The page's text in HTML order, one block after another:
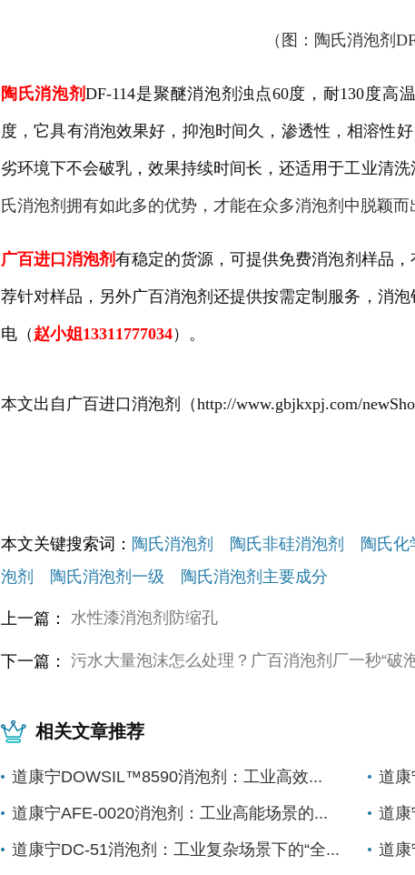
（图：陶氏消泡剂
陶氏消泡剂DF-114是聚醚消泡剂浊点60度，耐130度
度，它具有消泡效果好，抑泡时间久，渗透性，相溶性
劣环境下不会破乳，效果持续时间长，还适用于工业清
氏消泡剂拥有如此多的优势，才能在众多消泡剂中脱颖而
广百进口消泡剂有稳定的货源，可提供免费消泡剂 样品，
荐针对样品，另外广百消泡剂还提供按需定制服务，消泡
电（ 赵小姐13311777034）。
本文出自广百进口消泡剂（http://www.gbjkxpj.com/
本文关键搜索词： 陶氏消泡剂 陶氏非硅消泡剂 陶氏
泡剂 陶氏消泡剂一级 陶氏消泡剂主要成分
上一篇： 水性漆消泡剂防缩孔
下一篇： 污水大量泡沫怎么处理？广百消泡剂厂一秒“破
相关文章推荐
道康宁DOWSIL™8590消泡剂：工业高效...
道
道康宁AFE-0020消泡剂：工业高能场景的...
道
道康宁DC-51消泡剂：工业复杂场景下的“全...
道